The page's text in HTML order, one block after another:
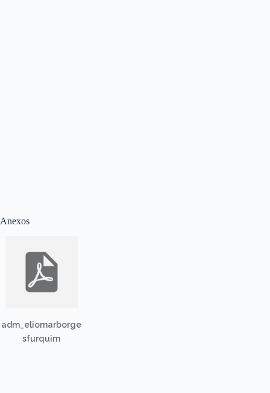
Anexos
adm_eliomarborge
sfurquim